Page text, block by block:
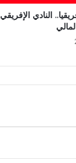
النادي الإفريقي